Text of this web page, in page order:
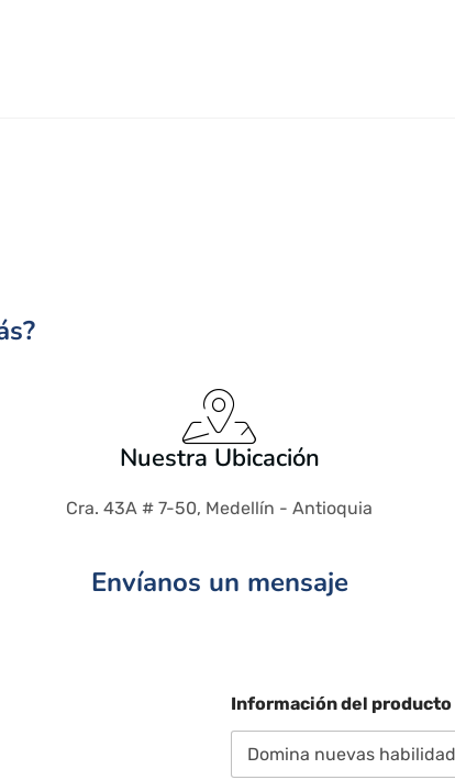
Nuestra Ubicación
Cra. 43A # 7-50, Medellín - Antioquia
Envíanos un mensaje
Información del producto